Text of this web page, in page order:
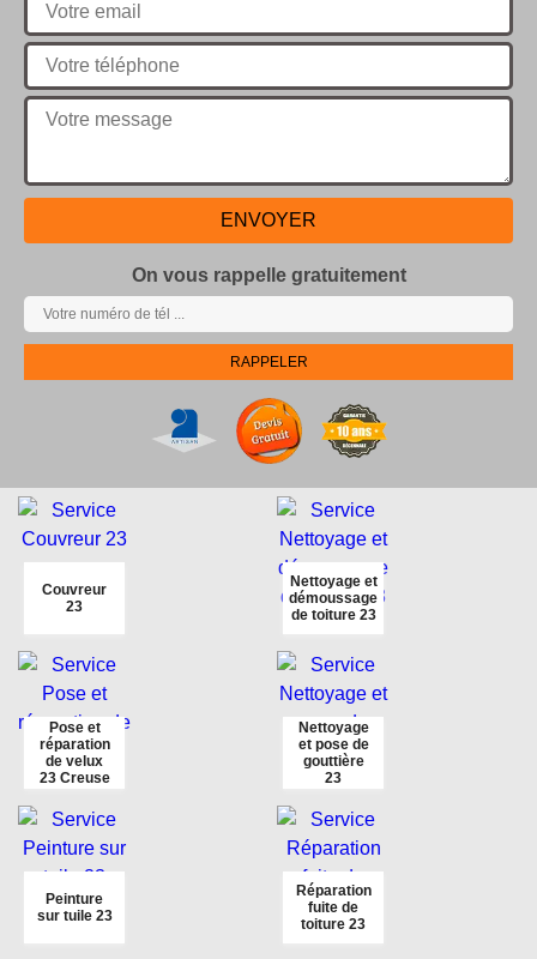
On vous rappelle gratuitement
Couvreur
23
Nettoyage et
démoussage
de toiture 23
Pose et
réparation
de velux
23 Creuse
Nettoyage
et pose de
gouttière
23
Peinture
sur tuile 23
Réparation
fuite de
toiture 23